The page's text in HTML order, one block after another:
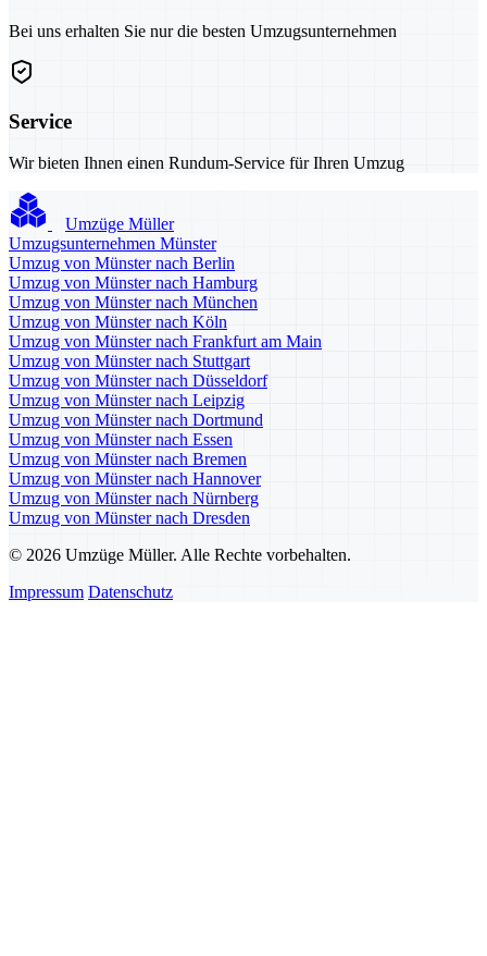
Bei uns erhalten Sie nur die besten Umzugsunternehmen
Service
Wir bieten Ihnen einen Rundum-Service für Ihren Umzug
Umzüge Müller
Umzugsunternehmen Münster
Umzug von Münster nach Berlin
Umzug von Münster nach Hamburg
Umzug von Münster nach München
Umzug von Münster nach Köln
Umzug von Münster nach Frankfurt am Main
Umzug von Münster nach Stuttgart
Umzug von Münster nach Düsseldorf
Umzug von Münster nach Leipzig
Umzug von Münster nach Dortmund
Umzug von Münster nach Essen
Umzug von Münster nach Bremen
Umzug von Münster nach Hannover
Umzug von Münster nach Nürnberg
Umzug von Münster nach Dresden
© 2026 Umzüge Müller. Alle Rechte vorbehalten.
Impressum Datenschutz